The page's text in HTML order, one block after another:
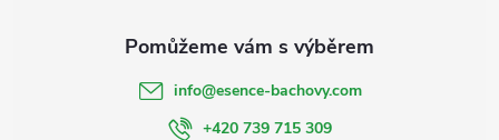
info@esence-bachovy.com
+420 739 715 309